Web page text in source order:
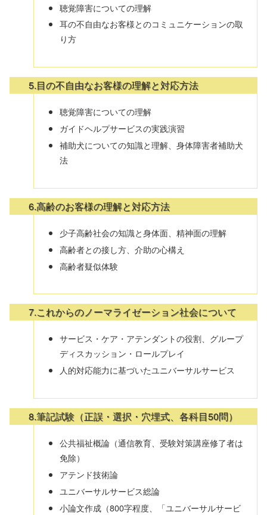
聴覚障害についての理解
耳の不自由なお客様とのコミュニケーションの取
り方
5.目の不自由なお客様の理解と対応方法
聴覚障害についての理解
ガイドヘルプサービスの実践演習
補助犬についての知識と理解、身体障害者補助犬
法
6.高齢のお客様の理解と対応方法
少子高齢社会の知識と身体面、精神面の理解
高齢者との接し方、介助の心構え
高齢者疑似体験
7.これからのノーマライゼーション社会について
サービス・ケア・アテンダントの役割、グループ
ディスカッション・ロールプレイ
人的対応能力に基づいたユニバーサルサービス
8.筆記試験（正誤・選択・穴埋式、各科目50問）
公共福祉概論（通信教育、受験対策講座修了者は
免除）
アテンド技術論
ユニバーサルサービス総論
小論文作成（800字程度、「ユニバーサルサービ